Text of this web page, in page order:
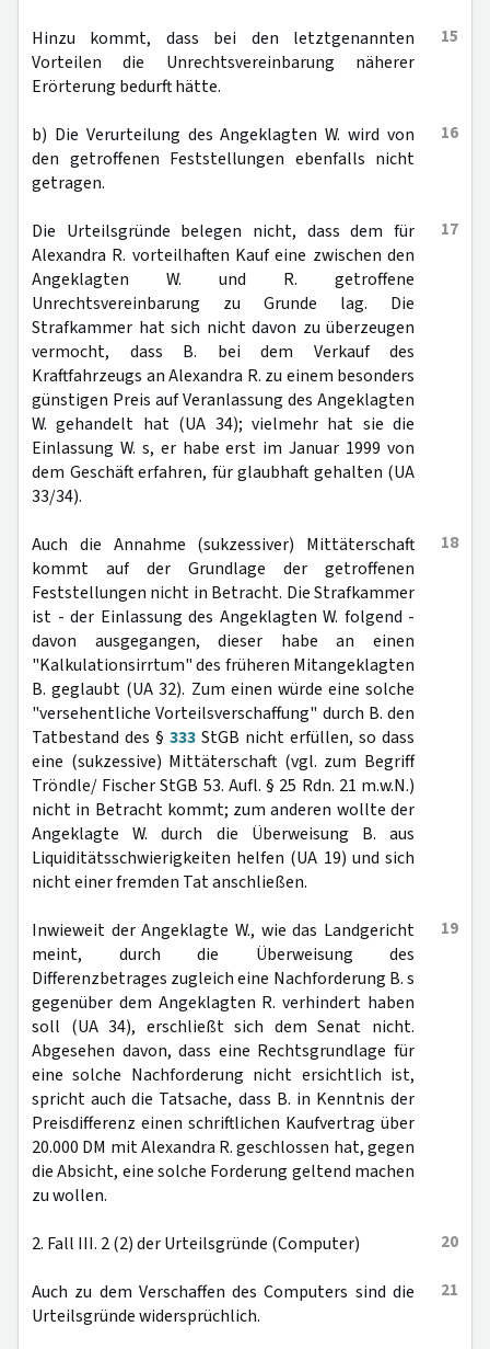
15
Hinzu kommt, dass bei den letztgenannten
Vorteilen die Unrechtsvereinbarung näherer
Erörterung bedurft hätte.
16
b) Die Verurteilung des Angeklagten W. wird von
den getroffenen Feststellungen ebenfalls nicht
getragen.
17
Die Urteilsgründe belegen nicht, dass dem für
Alexandra R. vorteilhaften Kauf eine zwischen den
Angeklagten W. und R. getroffene
Unrechtsvereinbarung zu Grunde lag. Die
Strafkammer hat sich nicht davon zu überzeugen
vermocht, dass B. bei dem Verkauf des
Kraftfahrzeugs an Alexandra R. zu einem besonders
günstigen Preis auf Veranlassung des Angeklagten
W. gehandelt hat (UA 34); vielmehr hat sie die
Einlassung W. s, er habe erst im Januar 1999 von
dem Geschäft erfahren, für glaubhaft gehalten (UA
33/34).
18
Auch die Annahme (sukzessiver) Mittäterschaft
kommt auf der Grundlage der getroffenen
Feststellungen nicht in Betracht. Die Strafkammer
ist - der Einlassung des Angeklagten W. folgend -
davon ausgegangen, dieser habe an einen
"Kalkulationsirrtum" des früheren Mitangeklagten
B. geglaubt (UA 32). Zum einen würde eine solche
"versehentliche Vorteilsverschaffung" durch B. den
Tatbestand des § 333 StGB nicht erfüllen, so dass
eine (sukzessive) Mittäterschaft (vgl. zum Begriff
Tröndle/ Fischer StGB 53. Aufl. § 25 Rdn. 21 m.w.N.)
nicht in Betracht kommt; zum anderen wollte der
Angeklagte W. durch die Überweisung B. aus
Liquiditätsschwierigkeiten helfen (UA 19) und sich
nicht einer fremden Tat anschließen.
19
Inwieweit der Angeklagte W., wie das Landgericht
meint, durch die Überweisung des
Differenzbetrages zugleich eine Nachforderung B. s
gegenüber dem Angeklagten R. verhindert haben
soll (UA 34), erschließt sich dem Senat nicht.
Abgesehen davon, dass eine Rechtsgrundlage für
eine solche Nachforderung nicht ersichtlich ist,
spricht auch die Tatsache, dass B. in Kenntnis der
Preisdifferenz einen schriftlichen Kaufvertrag über
20.000 DM mit Alexandra R. geschlossen hat, gegen
die Absicht, eine solche Forderung geltend machen
zu wollen.
20
2. Fall III. 2 (2) der Urteilsgründe (Computer)
21
Auch zu dem Verschaffen des Computers sind die
Urteilsgründe widersprüchlich.